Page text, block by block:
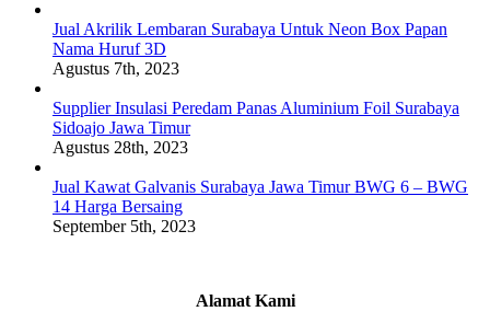
Jual Akrilik Lembaran Surabaya Untuk Neon Box Papan
Nama Huruf 3D
Agustus 7th, 2023
Supplier Insulasi Peredam Panas Aluminium Foil Surabaya
Sidoajo Jawa Timur
Agustus 28th, 2023
Jual Kawat Galvanis Surabaya Jawa Timur BWG 6 – BWG
14 Harga Bersaing
September 5th, 2023
Alamat Kami